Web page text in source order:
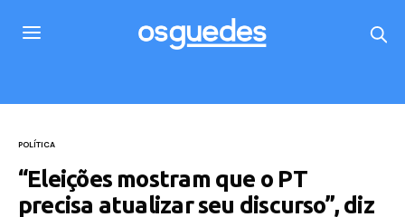
POLÍTICA
“Eleições mostram que o PT
precisa atualizar seu discurso”, diz